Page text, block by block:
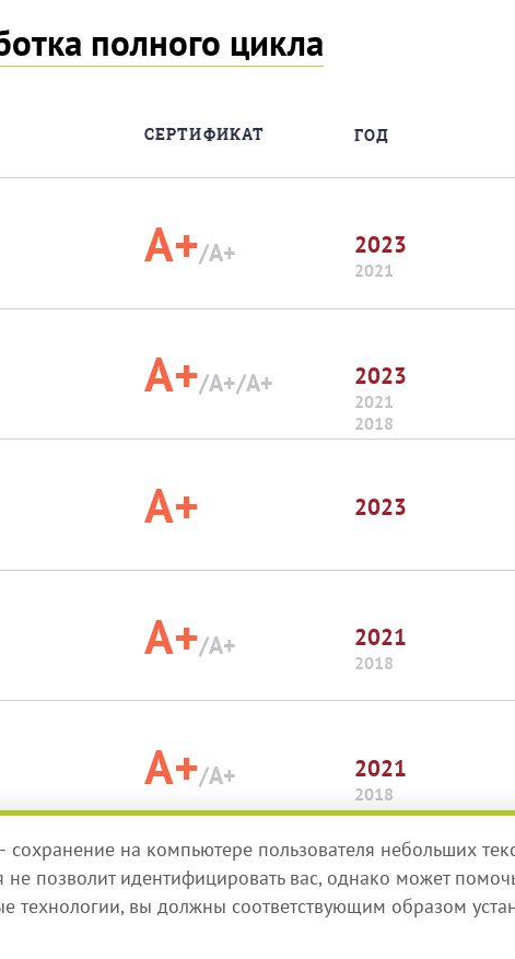
полного цикла
СЕРТИФИКАТ ГОД
A+/A+ 2023
2021
A+/A+/A+ 2023
2021
2018
A+ 2023
A+/A+ 2021
2018
A+/A+ 2021
2018
A+ 2021
сохранение на компьютере пользователя небольших
позволит идентифицировать вас, однако может
технологии, вы должны соответствующим образом